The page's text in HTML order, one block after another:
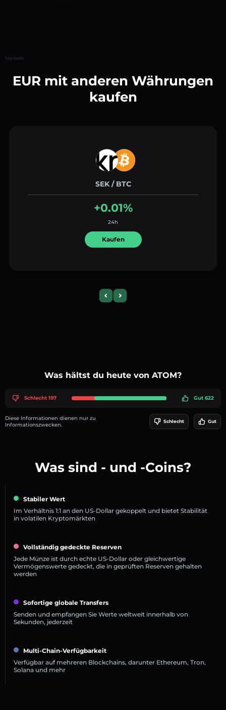
Startseite
EUR mit anderen Währungen
kaufen
SEK / BTC
+0.01%
24h
Kaufen
Previous slide
Next slide
Was hältst du heute von ATOM?
Schlecht 197 Gut 622
Diese Informationen dienen nur zu
Informationszwecken.
Schlecht Gut
Was sind - und -Coins?
Stabiler Wert
Im Verhältnis 1:1 an den US-Dollar gekoppelt und bietet Stabilität
in volatilen Kryptomärkten
Vollständig gedeckte Reserven
Jede Münze ist durch echte US-Dollar oder gleichwertige
Vermögenswerte gedeckt, die in geprüften Reserven gehalten
werden
Sofortige globale Transfers
Senden und empfangen Sie Werte weltweit innerhalb von
Sekunden, jederzeit
Multi-Chain-Verfügbarkeit
Verfügbar auf mehreren Blockchains, darunter Ethereum, Tron,
Solana und mehr